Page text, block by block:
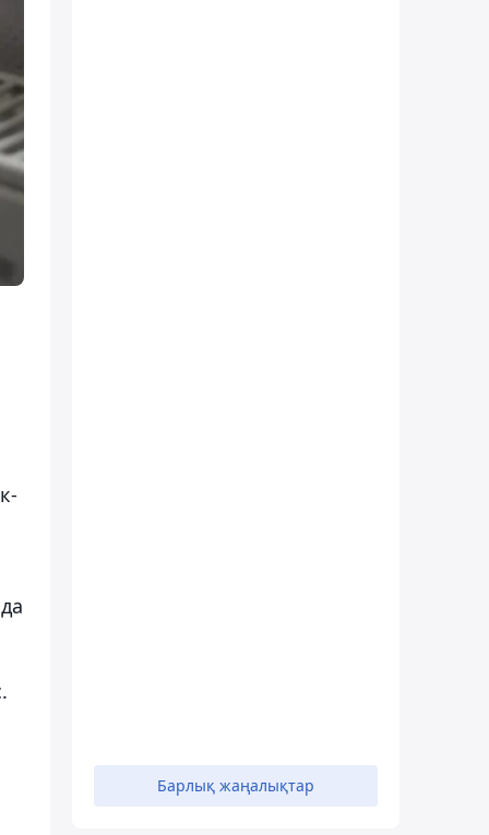
Барлық жаңалықтар